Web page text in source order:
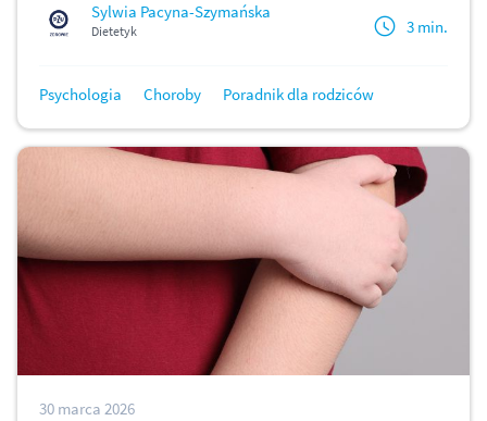
Sylwia Pacyna-Szymańska
Dietetyk 3 min.
Psychologia Choroby Poradnik dla rodziców
30 marca 2026